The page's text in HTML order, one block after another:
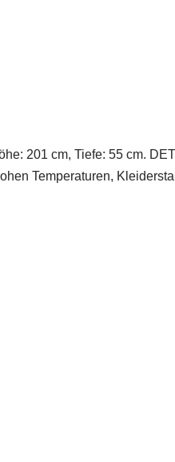
201 cm, Tiefe: 55 cm.
Temperaturen,